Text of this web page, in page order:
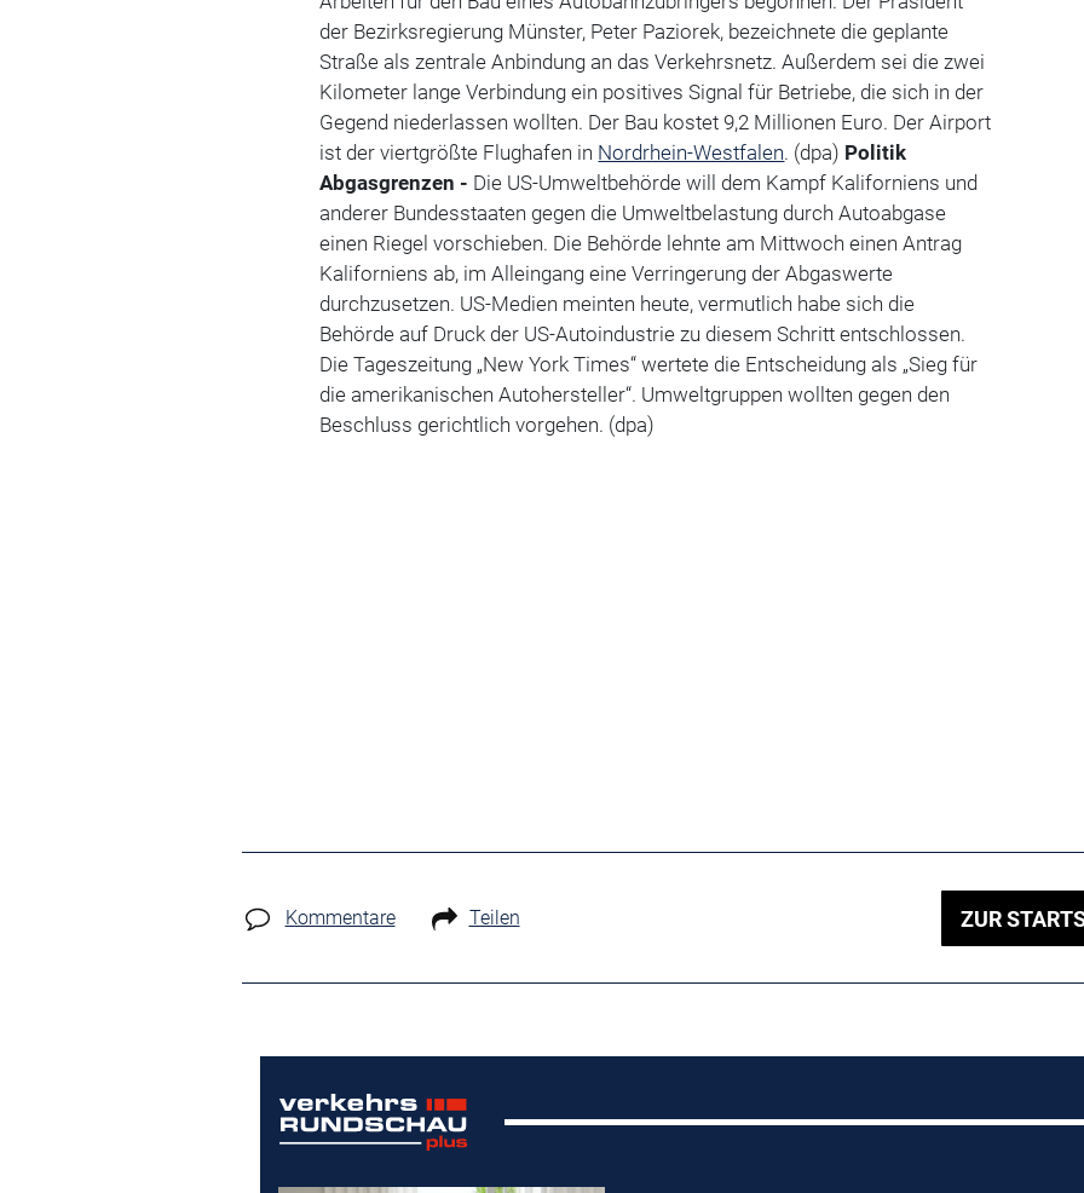
der Bezirksregierung Münster, Peter Paziorek, bezeichnete die geplante
Straße als zentrale Anbindung an das Verkehrsnetz. Außerdem sei die zwei
Kilometer lange Verbindung ein positives Signal für Betriebe, die sich in der
Gegend niederlassen wollten. Der Bau kostet 9,2 Millionen Euro. Der Airport
ist der viertgrößte Flughafen in Nordrhein-Westfalen. (dpa) Politik
Abgasgrenzen - Die US-Umweltbehörde will dem Kampf Kaliforniens und
anderer Bundesstaaten gegen die Umweltbelastung durch Autoabgase
einen Riegel vorschieben. Die Behörde lehnte am Mittwoch einen Antrag
Kaliforniens ab, im Alleingang eine Verringerung der Abgaswerte
durchzusetzen. US-Medien meinten heute, vermutlich habe sich die
Behörde auf Druck der US-Autoindustrie zu diesem Schritt entschlossen.
Die Tageszeitung „New York Times“ wertete die Entscheidung als „Sieg für
die amerikanischen Autohersteller“. Umweltgruppen wollten gegen den
Beschluss gerichtlich vorgehen. (dpa)
Kommentare Teilen ZUR